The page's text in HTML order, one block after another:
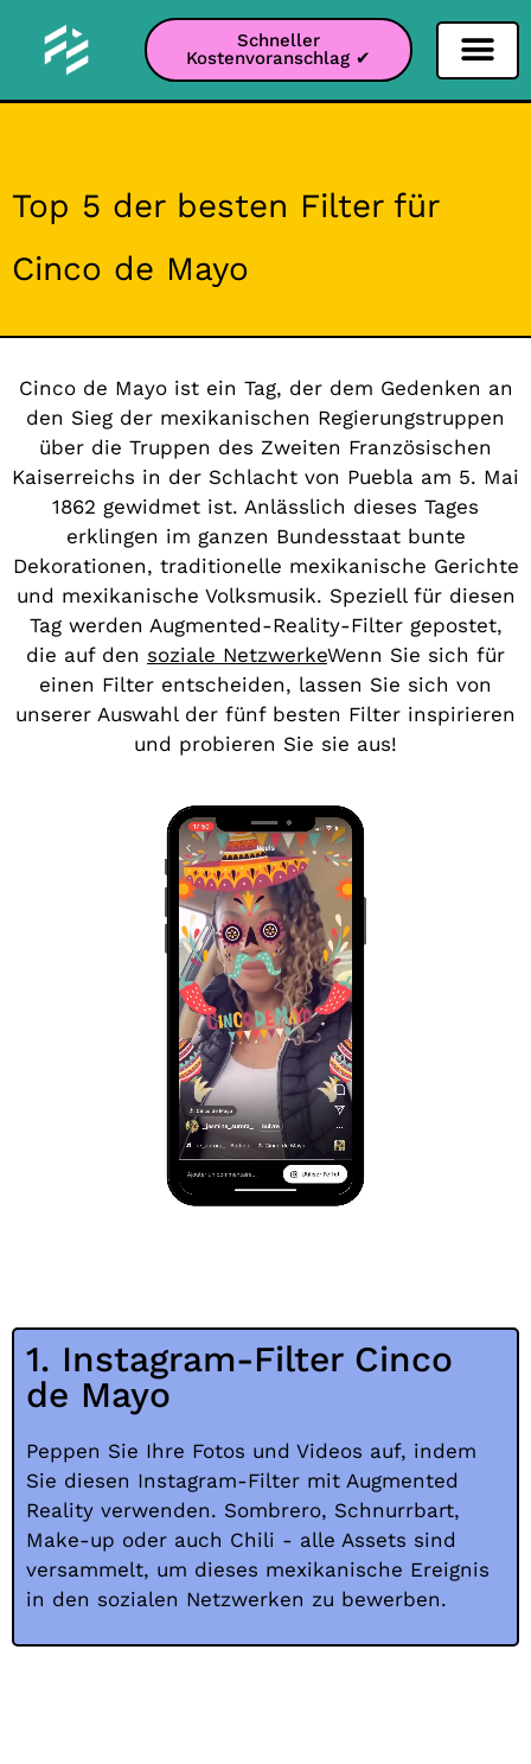
Schneller
Kostenvoranschlag ✔
Top 5 der besten Filter für
Cinco de Mayo
Cinco de Mayo ist ein Tag, der dem Gedenken an
den Sieg der mexikanischen Regierungstruppen
über die Truppen des Zweiten Französischen
Kaiserreichs in der Schlacht von Puebla am 5. Mai
1862 gewidmet ist. Anlässlich dieses Tages
erklingen im ganzen Bundesstaat bunte
Dekorationen, traditionelle mexikanische Gerichte
und mexikanische Volksmusik. Speziell für diesen
Tag werden Augmented-Reality-Filter gepostet,
die auf den soziale NetzwerkeWenn Sie sich für
einen Filter entscheiden, lassen Sie sich von
unserer Auswahl der fünf besten Filter inspirieren
und probieren Sie sie aus!
1. Instagram-Filter Cinco
de Mayo
Peppen Sie Ihre Fotos und Videos auf, indem
Sie diesen Instagram-Filter mit Augmented
Reality verwenden. Sombrero, Schnurrbart,
Make-up oder auch Chili - alle Assets sind
versammelt, um dieses mexikanische Ereignis
in den sozialen Netzwerken zu bewerben.